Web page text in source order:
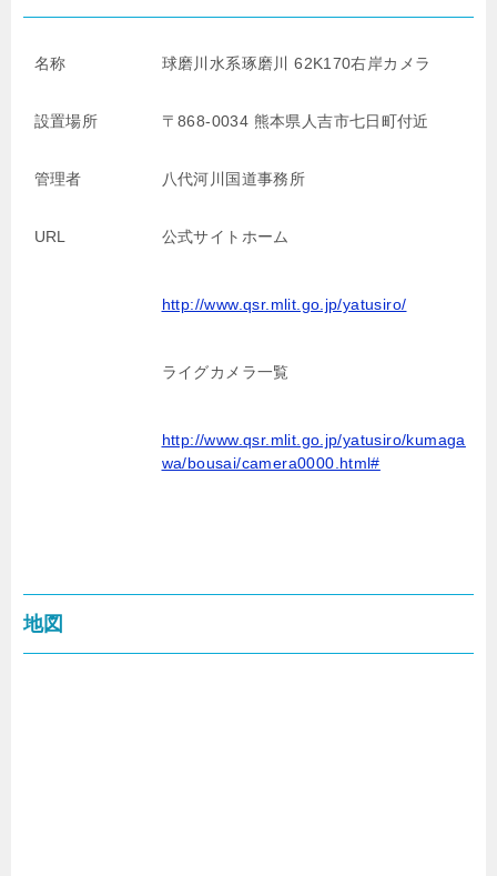
名称 球磨川水系琢磨川 62K170右岸カメラ
設置場所 〒868-0034 熊本県人吉市七日町付近
管理者 八代河川国道事務所
URL 公式サイトホーム
http://www.qsr.mlit.go.jp/yatusiro/
ライグカメラ一覧
http://www.qsr.mlit.go.jp/yatusiro/kumaga
wa/bousai/camera0000.html#
地図